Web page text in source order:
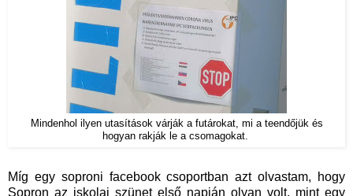
Mindenhol ilyen utasítások várják a futárokat, mi a teendőjük és
hogyan rakják le a csomagokat.
Míg egy soproni facebook csoportban azt olvastam, hogy
Sopron az iskolai szünet első napján olyan volt, mint egy